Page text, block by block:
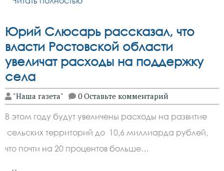
Юрий Слюсарь рассказал, что
власти Ростовской области
увеличат расходы на поддержку
села
"Наша газета" 0 Оставьте комментарий
В этом году будут увеличены расходы на развитие
сельских территорий до 10,6 миллиарда рублей,
что почти на 20 процентов больше…